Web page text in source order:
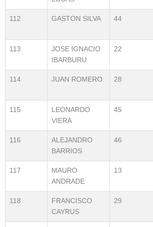
112 GASTON SILVA 44
113
JOSE IGNACIO
IBARBURU
22
114 JUAN ROMERO 28
115
LEONARDO
VIERA
45
116
ALEJANDRO
BARRIOS
46
117
MAURO
ANDRADE
13
118
FRANCISCO
CAYRUS
29